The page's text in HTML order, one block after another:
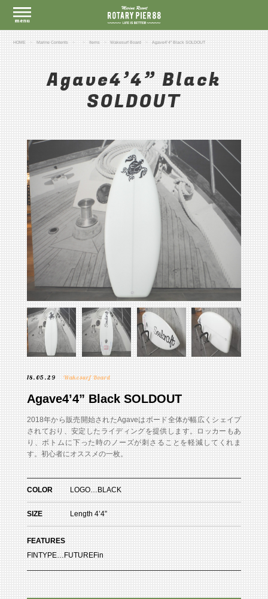
HOME Marine Contents Items Wakesurf Board Agave4’4” Black SOLDOUT
Agave4’4” Black
SOLDOUT
18.05.29 Wakesurf Board
Agave4’4” Black SOLDOUT
2018年から販売開始されたAgaveはボード全体が幅広くシェイプ
されており、安定したライディングを提供します。ロッカーもあ
り、ボトムに下った時のノーズが刺さることを軽減してくれま
す。初心者にオススメの一枚。
COLOR LOGO…BLACK
SIZE Length 4’4”
FEATURES
FINTYPE…FUTUREFin